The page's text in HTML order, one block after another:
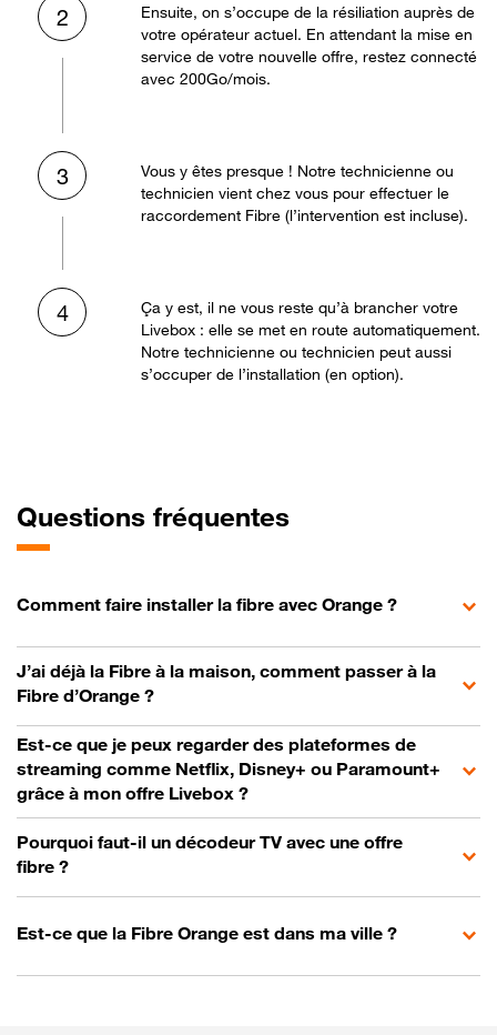
2
Ensuite, on s’occupe de la résiliation auprès de
votre opérateur actuel. En attendant la mise en
service de votre nouvelle offre, restez connecté
avec 200Go/mois.
3
Vous y êtes presque ! Notre technicienne ou
technicien vient chez vous pour effectuer le
raccordement Fibre (l’intervention est incluse).
4
Ça y est, il ne vous reste qu’à brancher votre
Livebox : elle se met en route automatiquement.
Notre technicienne ou technicien peut aussi
s’occuper de l’installation (en option).
Questions fréquentes
Comment faire installer la fibre avec Orange ?
J’ai déjà la Fibre à la maison, comment passer à la
Fibre d’Orange ?
Est-ce que je peux regarder des plateformes de
streaming comme Netflix, Disney+ ou Paramount+
grâce à mon offre Livebox ?
Pourquoi faut-il un décodeur TV avec une offre
fibre ?
Est-ce que la Fibre Orange est dans ma ville ?